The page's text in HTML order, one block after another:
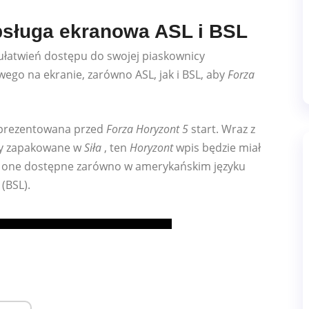
ekranowa ASL i BSL
dostępu do swojej piaskownicy
na ekranie, zarówno ASL, jak i BSL, abyForza
przed Forza Horyzont 5 start. Wraz z
zapakowane wSiła , ten Horyzontwpis będzie miał
dostępne zarówno w amerykańskim języku